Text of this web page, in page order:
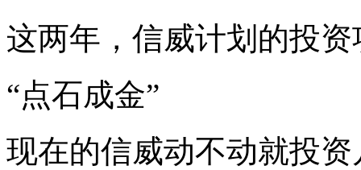
这两年，信威计划的投
“点石成金”
现在的信威动不动就投